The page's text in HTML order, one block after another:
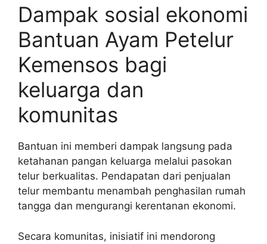
Dampak sosial ekonomi
Bantuan Ayam Petelur
Kemensos bagi
keluarga dan
komunitas
Bantuan ini memberi dampak langsung pada
ketahanan pangan keluarga melalui pasokan
telur berkualitas. Pendapatan dari penjualan
telur membantu menambah penghasilan rumah
tangga dan mengurangi kerentanan ekonomi.
Secara komunitas, inisiatif ini mendorong